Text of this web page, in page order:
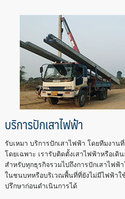
บริการปักเสาไฟฟ้า
รับเหมา บริการปักเสาไฟฟ้า โดยทีมงา
โดยเฉพาะ เรารับติดตั้งเสาไฟฟ้าหรือเ
สำหรับทุกธุรกิจรวมไปถึงการปักเสาไฟฟ้
ในชนบทหรือบริเวณพื้นที่ที่ยังไม่มีไฟฟ้าใ
ปรึกษาก่อนดำเนินการได้